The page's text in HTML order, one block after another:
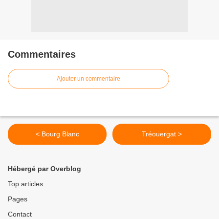
Commentaires
Ajouter un commentaire
< Bourg Blanc Tréouergat >
Hébergé par Overblog
Top articles
Pages
Contact